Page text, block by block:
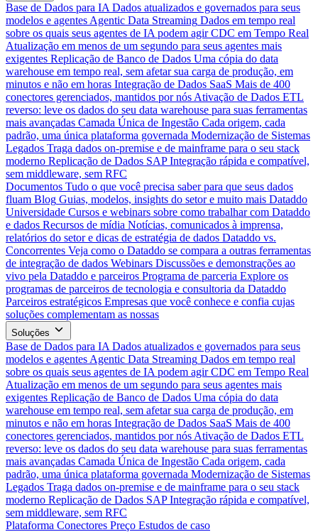
Base de Dados para IA Dados atualizados e governados para seus
modelos e agentes Agentic Data Streaming Dados em tempo real
sobre os quais seus agentes de IA podem agir CDC em Tempo Real
Atualização em menos de um segundo para seus agentes mais
exigentes Replicação de Banco de Dados Uma cópia do data
warehouse em tempo real, sem afetar sua carga de produção, em
minutos e não em horas Integração de Dados SaaS Mais de 400
conectores gerenciados, mantidos por nós Ativação de Dados ETL
reverso: leve os dados do seu data warehouse para suas ferramentas
mais avançadas Camada Única de Ingestão Cada origem, cada
padrão, uma única plataforma governada Modernização de Sistemas
Legados Traga dados on-premise e de mainframe para o seu stack
moderno Replicação de Dados SAP Integração rápida e compatível,
sem middleware, sem RFC
Documentos Tudo o que você precisa saber para que seus dados
fluam Blog Guias, modelos, insights do setor e muito mais Dataddo
Universidade Cursos e webinars sobre como trabalhar com Dataddo
e dados Recursos de mídia Notícias, comunicados à imprensa,
relatórios do setor e dicas de estratégia de dados Dataddo vs.
Concorrentes Veja como o Dataddo se compara a outras ferramentas
de integração de dados Webinars Discussões e demonstrações ao
vivo pela Dataddo e parceiros Programa de parceria Explore os
programas de parceiros de tecnologia e consultoria da Dataddo
Parceiros estratégicos Empresas que você conhece e confia cujas
soluções complementam as nossas
Soluções
Base de Dados para IA Dados atualizados e governados para seus
modelos e agentes Agentic Data Streaming Dados em tempo real
sobre os quais seus agentes de IA podem agir CDC em Tempo Real
Atualização em menos de um segundo para seus agentes mais
exigentes Replicação de Banco de Dados Uma cópia do data
warehouse em tempo real, sem afetar sua carga de produção, em
minutos e não em horas Integração de Dados SaaS Mais de 400
conectores gerenciados, mantidos por nós Ativação de Dados ETL
reverso: leve os dados do seu data warehouse para suas ferramentas
mais avançadas Camada Única de Ingestão Cada origem, cada
padrão, uma única plataforma governada Modernização de Sistemas
Legados Traga dados on-premise e de mainframe para o seu stack
moderno Replicação de Dados SAP Integração rápida e compatível,
sem middleware, sem RFC
Plataforma Conectores Preço Estudos de caso